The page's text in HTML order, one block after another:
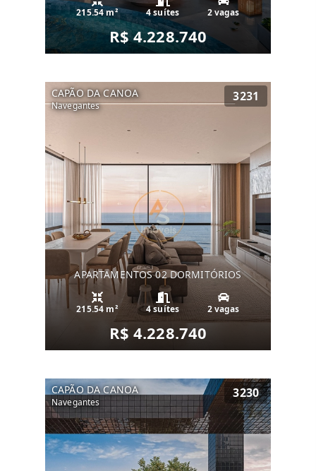
215.54 m² 4 suítes 2 vagas
R$ 4.228.740
CAPÃO DA CANOA
Navegantes
3231
APARTAMENTOS 02 DORMITÓRIOS
215.54 m² 4 suítes 2 vagas
R$ 4.228.740
CAPÃO DA CANOA
Navegantes
3230